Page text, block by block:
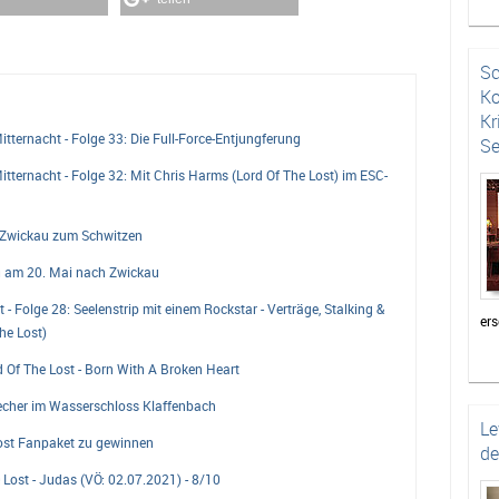
- Folge 33: Die Full-Force-Entjungferung
- Folge 32: Mit Chris Harms (Lord Of The Lost) im ESC-
zum Schwitzen
am 20. Mai nach Zwickau
Folge 28: Seelenstrip mit einem Rockstar - Verträge, Stalking &
Lost)
Of The Lost - Born With A Broken Heart
im Wasserschloss Klaffenbach
Fanpaket zu gewinnen
- Judas (VÖ: 02.07.2021) - 8/10